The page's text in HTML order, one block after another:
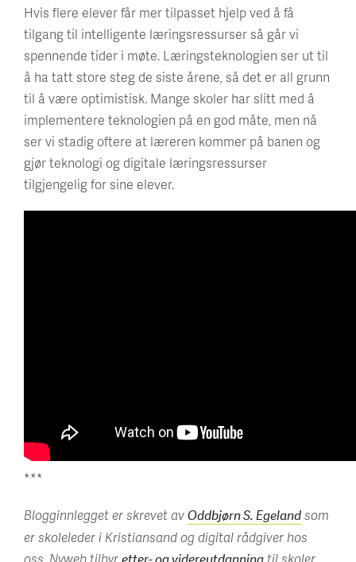
Hvis flere elever får mer tilpasset hjelp ved å få
tilgang til intelligente læringsressurser så går vi
spennende tider i møte. Læringsteknologien ser ut til
å ha tatt store steg de siste årene, så det er all grunn
til å være optimistisk. Mange skoler har slitt med å
implementere teknologien på en god måte, men nå
ser vi stadig oftere at læreren kommer på banen og
gjør teknologi og digitale læringsressurser
tilgjengelig for sine elever.
***
Blogginnlegget er skrevet avOddbjørn S. Egelandsom
er skoleleder i Kristiansand og digital rådgiver hos